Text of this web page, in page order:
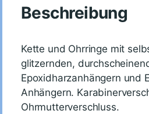
Beschreibung
Kette und Ohrringe mit
glitzernden,
Epoxidharzanhängern und
Anhängern.
Ohrmutterverschluss.